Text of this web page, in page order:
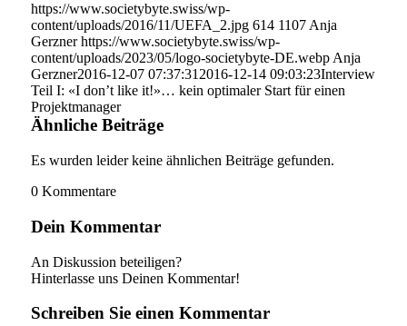
https://www.societybyte.swiss/wp-
content/uploads/2016/11/UEFA_2.jpg 614 1107 Anja
Gerzner https://www.societybyte.swiss/wp-
content/uploads/2023/05/logo-societybyte-DE.webp Anja
Gerzner2016-12-07 07:37:31 2016-12-14 09:03:23Interview
Teil I: «I don’t like it!»… kein optimaler Start für einen
Projektmanager
Ähnliche Beiträge
Es wurden leider keine ähnlichen Beiträge gefunden.
0 Kommentare
Dein Kommentar
An Diskussion beteiligen?
Hinterlasse uns Deinen Kommentar!
Schreiben Sie einen Kommentar